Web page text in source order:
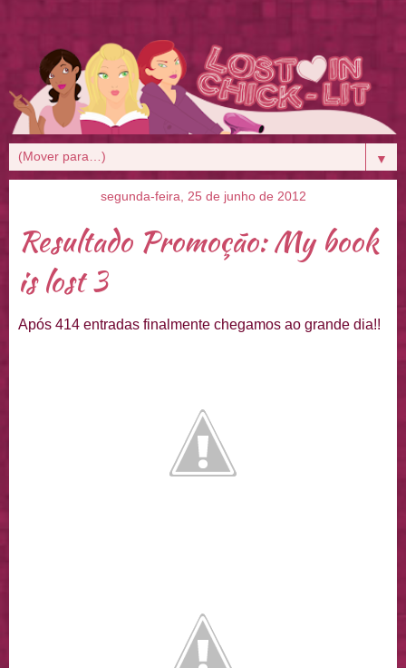
▼
segunda-feira, 25 de junho de 2012
Resultado Promoção: My book
is lost 3
Após 414 entradas finalmente chegamos ao grande dia!!